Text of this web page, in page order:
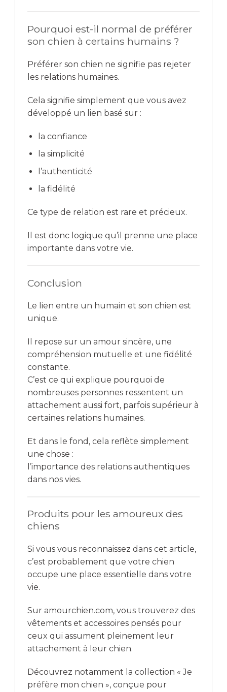
Pourquoi est-il normal de préférer
son chien à certains humains ?
Préférer son chien ne signifie pas rejeter
les relations humaines.
Cela signifie simplement que vous avez
développé un lien basé sur :
la confiance
la simplicité
l’authenticité
la fidélité
Ce type de relation est rare et précieux.
Il est donc logique qu’il prenne une place
importante dans votre vie.
Conclusion
Le lien entre un humain et son chien est
unique.
Il repose sur un amour sincère, une
compréhension mutuelle et une fidélité
constante.
C’est ce qui explique pourquoi de
nombreuses personnes ressentent un
attachement aussi fort, parfois supérieur à
certaines relations humaines.
Et dans le fond, cela reflète simplement
une chose :
l’importance des relations authentiques
dans nos vies.
Produits pour les amoureux des
chiens
Si vous vous reconnaissez dans cet article,
c’est probablement que votre chien
occupe une place essentielle dans votre
vie.
Sur amourchien.com, vous trouverez des
vêtements et accessoires pensés pour
ceux qui assument pleinement leur
attachement à leur chien.
Découvrez notamment la collection « Je
préfère mon chien », conçue pour